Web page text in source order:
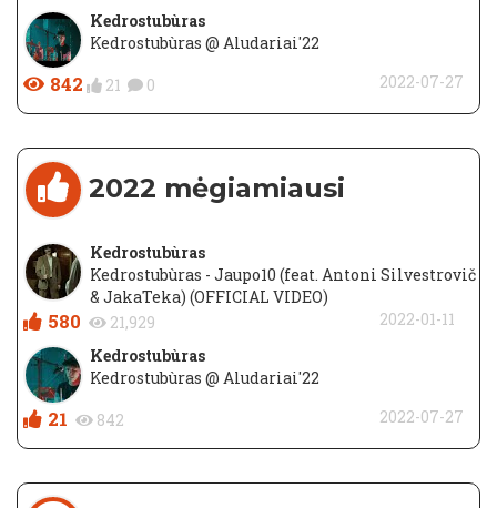
Kedrostubùras
Kedrostubùras @ Aludariai'22
842 21 0 2022-07-27
2022 mėgiamiausi
Kedrostubùras
Kedrostubùras - Jaupo10 (feat. Antoni Silvestrovič
& JakaTeka) (OFFICIAL VIDEO)
580 21,929
2022-01-11
Kedrostubùras
Kedrostubùras @ Aludariai'22
21 842 2022-07-27